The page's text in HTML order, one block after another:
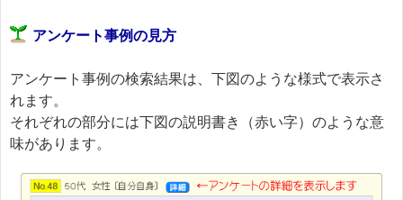
アンケート事例の見方
アンケート事例の検索結果は、下図のような様式で表示さ
れます。
それぞれの部分には下図の説明書き（赤い字）のような意
味があります。